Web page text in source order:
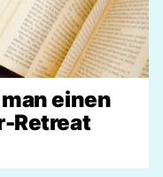
einen
Retreat